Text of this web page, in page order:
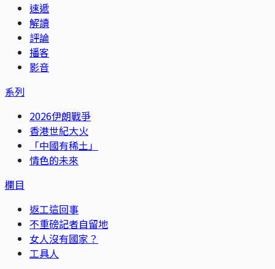
速遞
解讀
評論
播客
影音
系列
2026伊朗戰爭
香港世紀大火
「中國有稀土」
情色的未來
欄目
返工這回事
不重磅記者自留地
女人沒有國家？
工具人